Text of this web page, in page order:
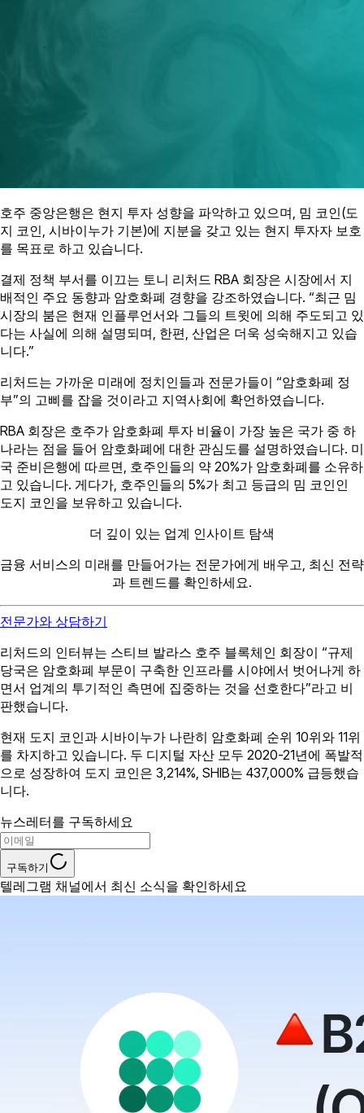
호주 중앙은행은 현지 투자 성향을 파악하고 있으며, 밈 코인(도
지 코인, 시바이누가 기본)에 지분을 갖고 있는 현지 투자자 보호
를 목표로 하고 있습니다.
결제 정책 부서를 이끄는 토니 리처드 RBA 회장은 시장에서 지
배적인 주요 동향과 암호화폐 경향을 강조하였습니다. “최근 밈
시장의 붐은 현재 인플루언서와 그들의 트윗에 의해 주도되고 있
다는 사실에 의해 설명되며, 한편, 산업은 더욱 성숙해지고 있습
니다.”
리처드는 가까운 미래에 정치인들과 전문가들이 “암호화폐 정
부”의 고삐를 잡을 것이라고 지역사회에 확언하였습니다.
RBA 회장은 호주가 암호화폐 투자 비율이 가장 높은 국가 중 하
나라는 점을 들어 암호화폐에 대한 관심도를 설명하였습니다. 미
국 준비은행에 따르면, 호주인들의 약 20%가 암호화폐를 소유하
고 있습니다. 게다가, 호주인들의 5%가 최고 등급의 밈 코인인
도지 코인을 보유하고 있습니다.
더 깊이 있는 업계 인사이트 탐색
금융 서비스의 미래를 만들어가는 전문가에게 배우고, 최신 전략
과 트렌드를 확인하세요.
전문가와 상담하기
리처드의 인터뷰는 스티브 발라스 호주 블록체인 회장이 “규제
당국은 암호화폐 부문이 구축한 인프라를 시야에서 벗어나게 하
면서 업계의 투기적인 측면에 집중하는 것을 선호한다”라고 비
판했습니다.
현재 도지 코인과 시바이누가 나란히 암호화폐 순위 10위와 11위
를 차지하고 있습니다. 두 디지털 자산 모두 2020-21년에 폭발적
으로 성장하여 도지 코인은 3,214%, SHIB는 437,000% 급등했습
니다.
뉴스레터를 구독하세요
구독하기
텔레그램 채널에서 최신 소식을 확인하세요